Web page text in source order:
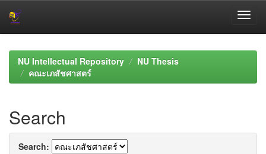
navigationNU Intellectual Repository
NU Thesis
คณะเภสัชศาสตร์
Search
Search: